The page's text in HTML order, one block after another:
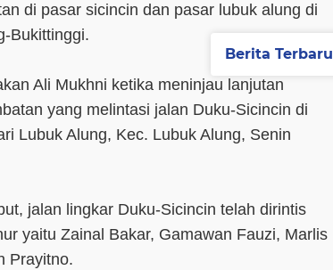
di pasar sicincin dan pasar lubuk alung di
Bukittinggi.
Ali Mukhni ketika meninjau lanjutan
yang melintasi jalan Duku-Sicincin di
Lubuk Alung, Kec. Lubuk Alung, Senin
jalan lingkar Duku-Sicincin telah dirintis
yaitu Zainal Bakar, Gamawan Fauzi, Marlis
Prayitno.
Berita Terbaru